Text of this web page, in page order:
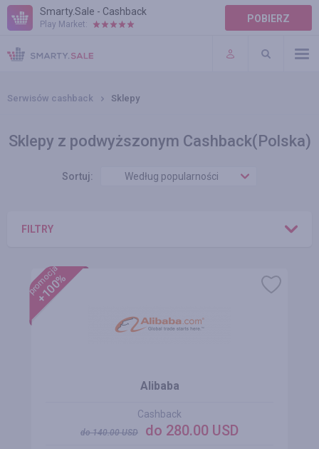
Smarty.Sale - Cashback
Play Market: POBIERZ
POMOC
WARUNKI
Serwisów cashback Sklepy
Sklepy z podwyższonym Cashback(Polska)
Sortuj: Według popularności
FILTRY
promocja
+100%
Alibaba
Cashback
do140.00USD do 280.00 USD